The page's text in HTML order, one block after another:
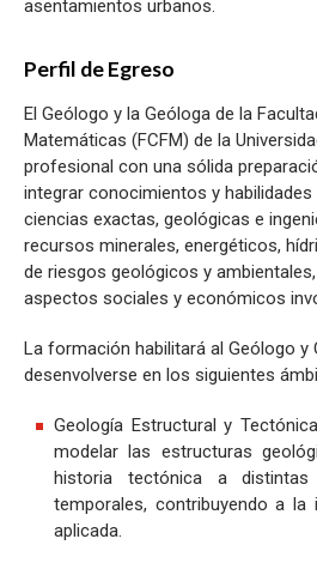
asentamientos urbanos.
Perfil de Egreso
El Geólogo y la Geóloga de la
Matemáticas (FCFM) de la
profesional con una sólida
integrar conocimientos y
ciencias exactas, geológicas e
recursos minerales, energéticos,
de riesgos geológicos y
aspectos sociales y económicos
La formación habilitará al Geólogo y
desenvolverse en los siguientes
Geología Estructural y
modelar las estructuras
historia tectónica a
temporales, contribuyendo a la
aplicada.